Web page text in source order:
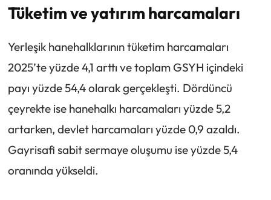
Tüketim ve yatırım harcamaları
Yerleşik hanehalklarının tüketim harcamaları
2025’te yüzde 4,1 arttı ve toplam GSYH içindeki
payı yüzde 54,4 olarak gerçekleşti. Dördüncü
çeyrekte ise hanehalkı harcamaları yüzde 5,2
artarken, devlet harcamaları yüzde 0,9 azaldı.
Gayrisafi sabit sermaye oluşumu ise yüzde 5,4
oranında yükseldi.